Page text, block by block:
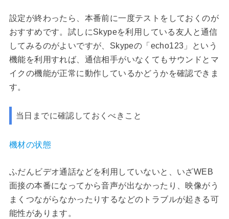
設定が終わったら、本番前に一度テストをしておくのが
おすすめです。試しにSkypeを利用している友人と通信
してみるのがよいですが、Skypeの「echo123」という
機能を利用すれば、通信相手がいなくてもサウンドとマ
イクの機能が正常に動作しているかどうかを確認できま
す。
当日までに確認しておくべきこと
機材の状態
ふだんビデオ通話などを利用していないと、いざWEB
面接の本番になってから音声が出なかったり、映像がう
まくつながらなかったりするなどのトラブルが起きる可
能性があります。